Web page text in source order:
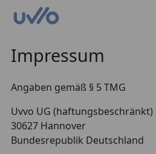
Impressum
Angaben gemäß § 5 TMG
Uvvo UG (haftungsbeschränkt)
30627 Hannover
Bundesrepublik Deutschland